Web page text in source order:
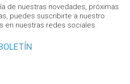
de nuestras novedades, próximas
puedes suscribirte a nuestro
en nuestras redes sociales.